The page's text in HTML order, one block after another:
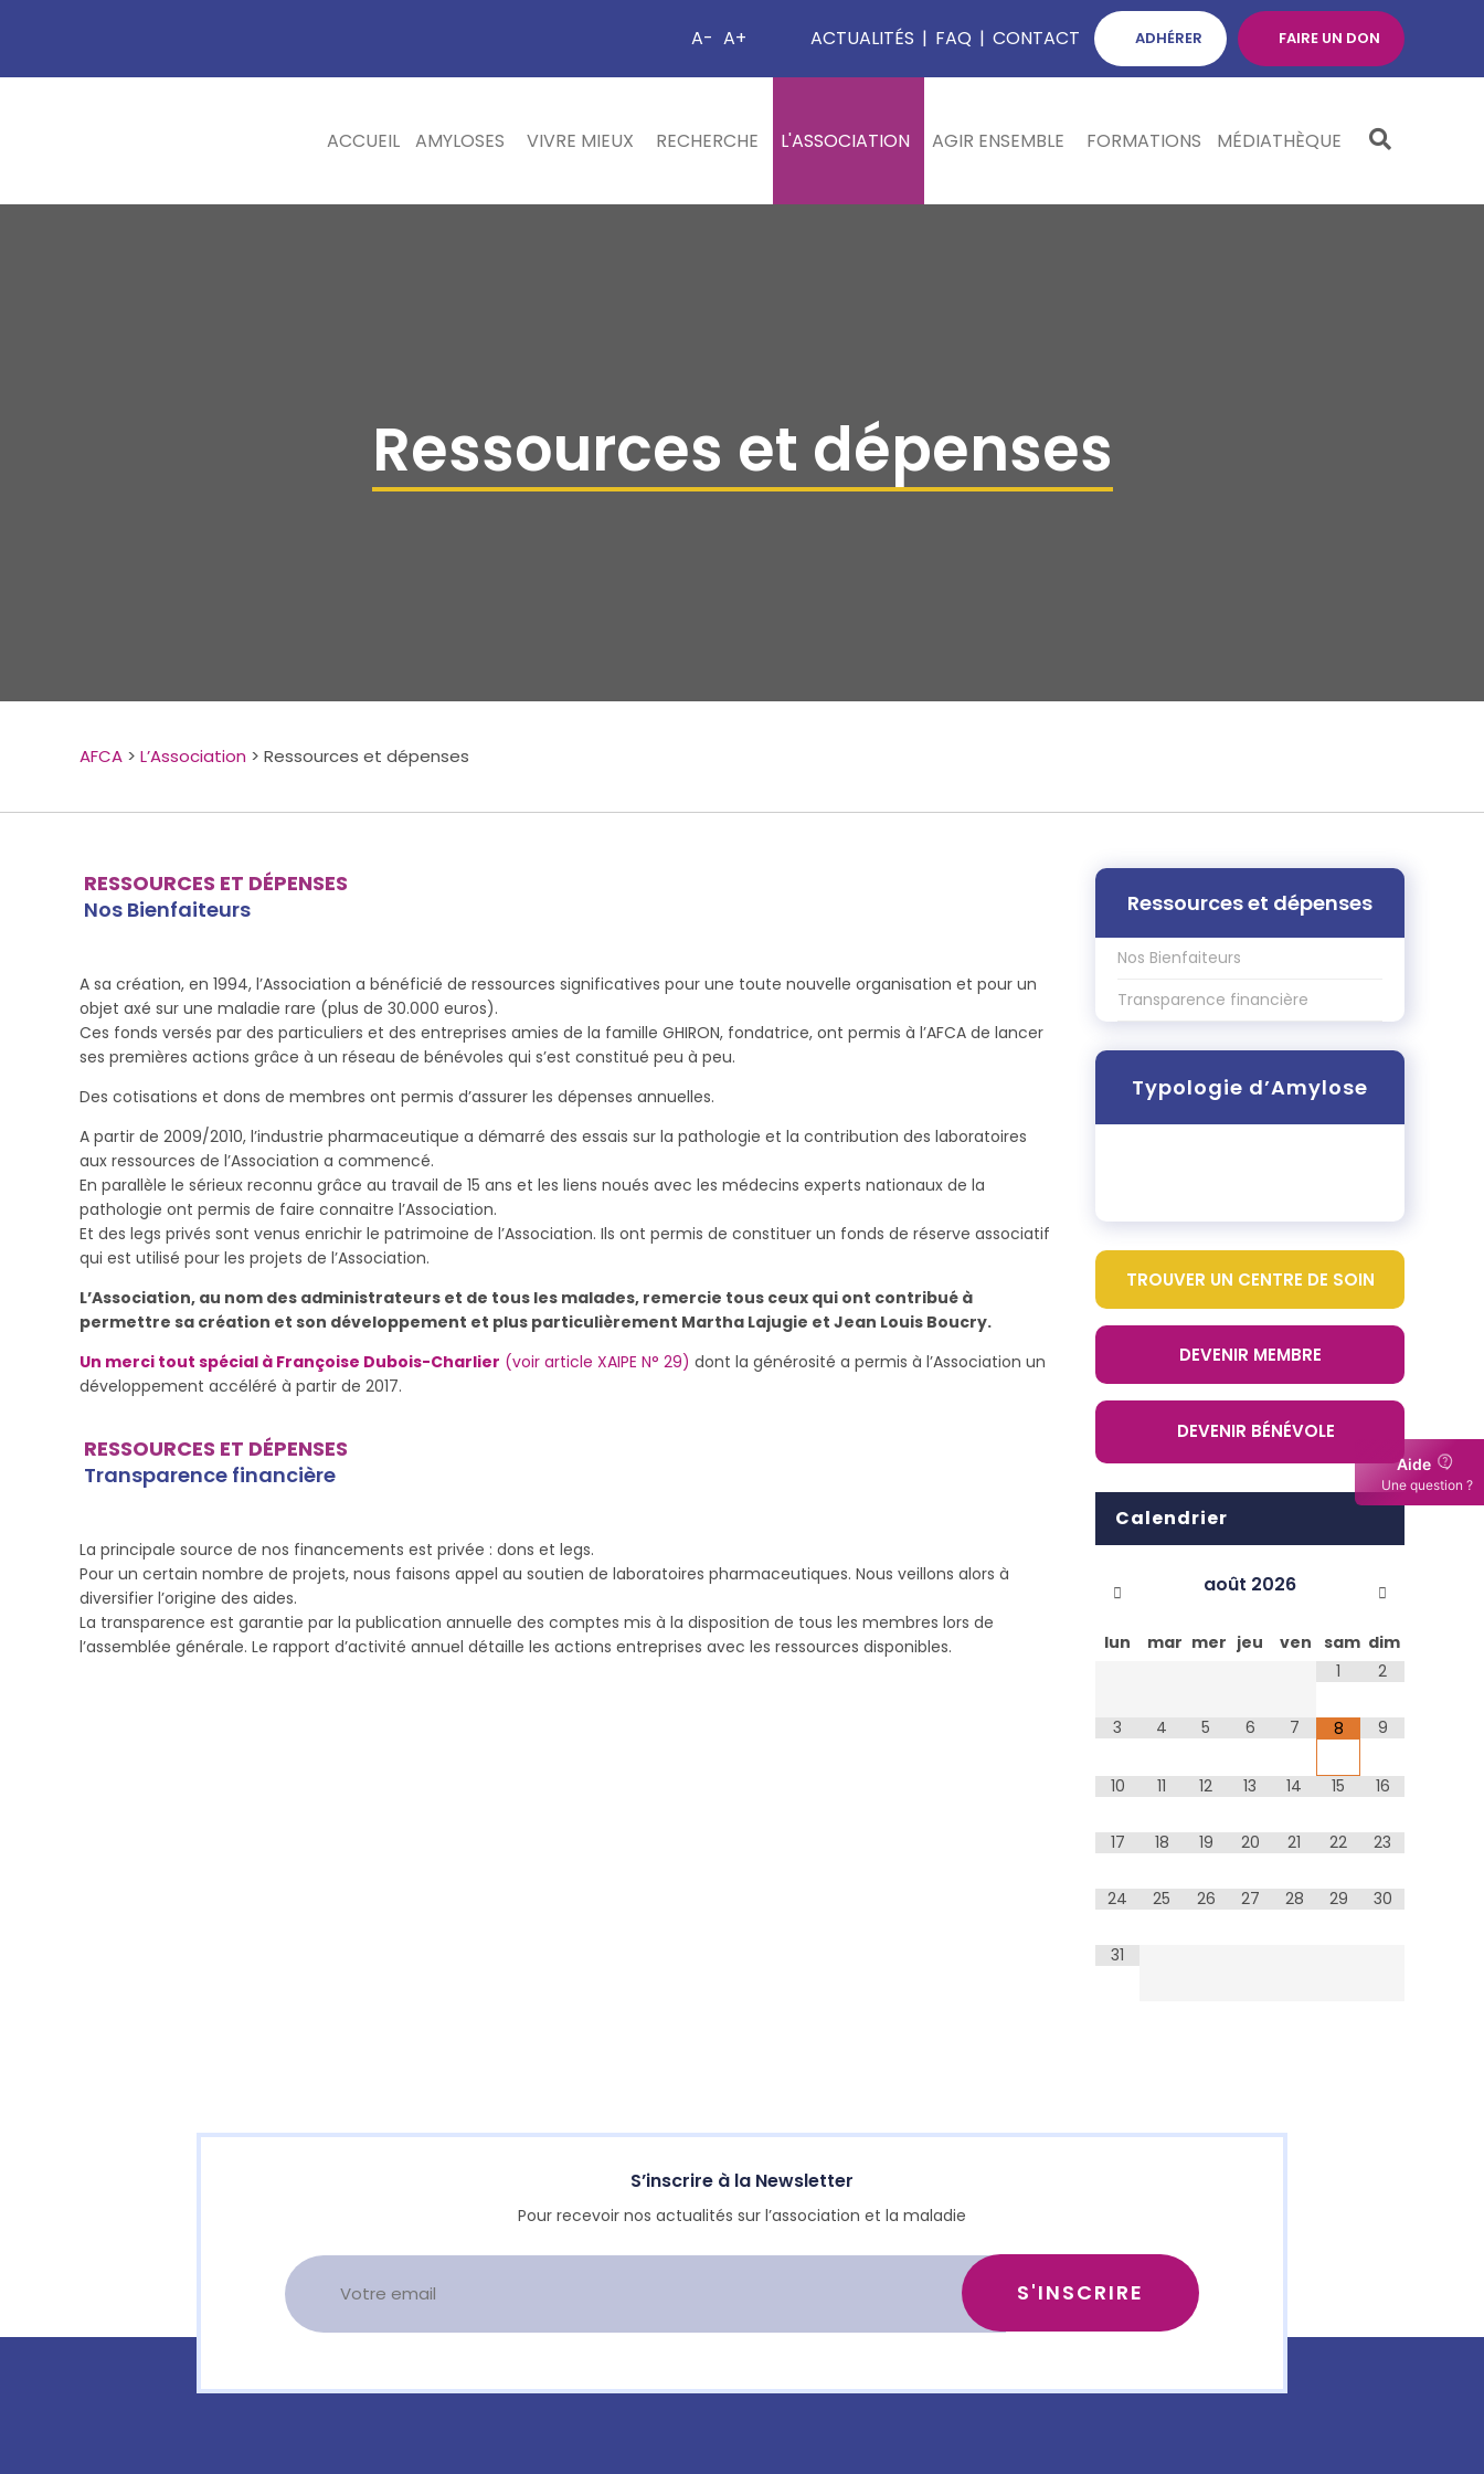
A- A+ ACTUALITÉS | FAQ | CONTACT ADHÉRER FAIRE UN DON
ACCUEIL AMYLOSES VIVRE MIEUX RECHERCHE L'ASSOCIATION AGIR ENSEMBLE FORMATIONS MÉDIATHÈQUE
Ressources et dépenses
AFCA > L’Association > Ressources et dépenses
RESSOURCES ET DÉPENSES
Nos Bienfaiteurs
A sa création, en 1994, l’Association a bénéficié de ressources significatives pour une toute nouvelle organisation et pour un
objet axé sur une maladie rare (plus de 30.000 euros).
Ces fonds versés par des particuliers et des entreprises amies de la famille GHIRON, fondatrice, ont permis à l’AFCA de lancer
ses premières actions grâce à un réseau de bénévoles qui s’est constitué peu à peu.
Des cotisations et dons de membres ont permis d’assurer les dépenses annuelles.
A partir de 2009/2010, l’industrie pharmaceutique a démarré des essais sur la pathologie et la contribution des laboratoires
aux ressources de l’Association a commencé.
En parallèle le sérieux reconnu grâce au travail de 15 ans et les liens noués avec les médecins experts nationaux de la
pathologie ont permis de faire connaitre l’Association.
Et des legs privés sont venus enrichir le patrimoine de l’Association. Ils ont permis de constituer un fonds de réserve associatif
qui est utilisé pour les projets de l’Association.
L’Association, au nom des administrateurs et de tous les malades, remercie tous ceux qui ont contribué à
permettre sa création et son développement et plus particulièrement Martha Lajugie et Jean Louis Boucry.
Un merci tout spécial à Françoise Dubois-Charlier (voir article XAIPE N° 29) dont la générosité a permis à l’Association un
développement accéléré à partir de 2017.
RESSOURCES ET DÉPENSES
Transparence financière
La principale source de nos financements est privée : dons et legs.
Pour un certain nombre de projets, nous faisons appel au soutien de laboratoires pharmaceutiques. Nous veillons alors à
diversifier l’origine des aides.
La transparence est garantie par la publication annuelle des comptes mis à la disposition de tous les membres lors de
l’assemblée générale. Le rapport d’activité annuel détaille les actions entreprises avec les ressources disponibles.
Ressources et dépenses
Nos Bienfaiteurs
Transparence financière
Typologie d’Amylose
TROUVER UN CENTRE DE SOIN
DEVENIR MEMBRE
DEVENIR BÉNÉVOLE
Calendrier
août 2026
lun mar mer jeu ven sam dim
1
2
3 4 5 6 7 8 9
10 11 12 13 14 15 16
17 18 19 20 21 22 23
24 25 26 27 28 29 30
31
S’inscrire à la Newsletter
Pour recevoir nos actualités sur l’association et la maladie
Aide
Une question ?